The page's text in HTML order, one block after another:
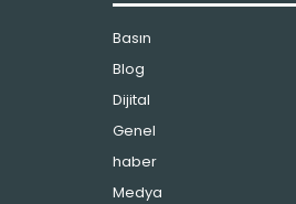
Basın
Blog
Dijital
Genel
haber
Medya